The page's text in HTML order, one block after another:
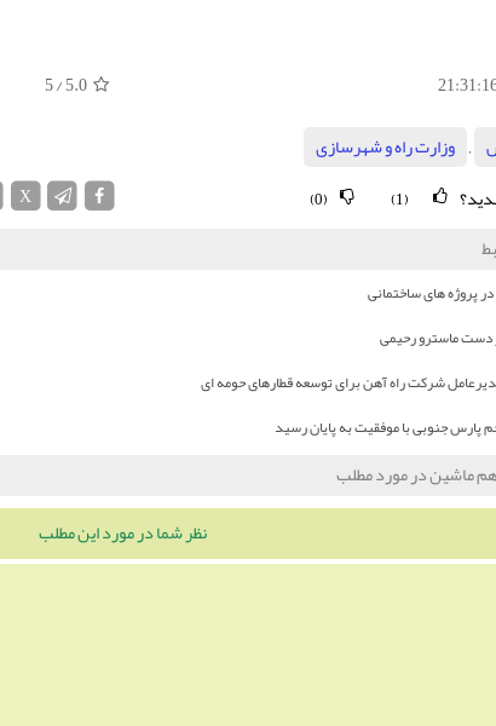
5.0
/ 5
, وزارت راه و شهرسازی
(1)
(0)
X
پروژه های ساختمانی
دست ماسترو رحیمی
شرکت راه آهن برای توسعه قطارهای حومه ای
پارس جنوبی با موفقیت به پایان رسید
ماشین در مورد مطلب
نظر شما در مورد این مطلب